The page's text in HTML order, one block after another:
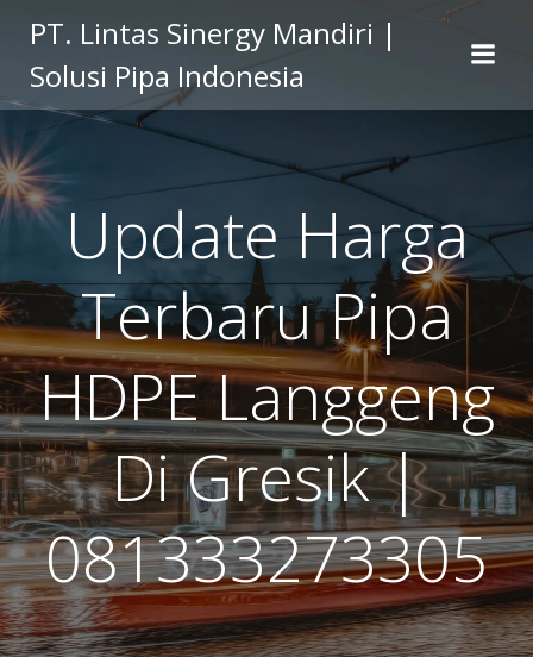
to
content
PT. Lintas Sinergy Mandiri |
Solusi Pipa Indonesia
Update Harga
Terbaru Pipa
HDPE Langgeng
Di Gresik |
081333273305